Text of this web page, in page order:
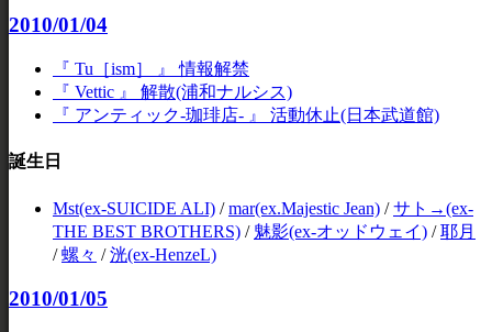
2010/01/04
『 Tu［ism］ 』 情報解禁
『 Vettic 』 解散(浦和ナルシス)
『 アンティック-珈琲店- 』 活動休止(日本武道館)
誕生日
Mst(ex-SUICIDE ALI) /mar(ex.Majestic Jean) /サト→(ex-
THE BEST BROTHERS) / 魅影(ex-オッドウェイ) /耶月
/螺々 /洸(ex-HenzeL)
2010/01/05